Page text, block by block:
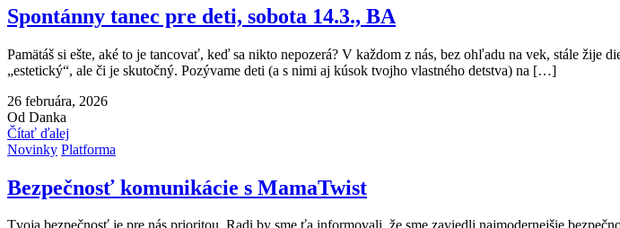
Spontánny tanec pre deti, sobota 14.3., BA
Pamätáš si ešte, aké to je tancovať, keď sa nikto nepozerá? V každom z nás, bez ohľadu na vek, stále
„estetický“, ale či je skutočný. Pozývame deti (a s nimi aj kúsok tvojho vlastného detstva) na […]
26 februára, 2026
Od Danka
Čítať ďalej
Novinky Platforma
Bezpečnosť komunikácie s MamaTwist